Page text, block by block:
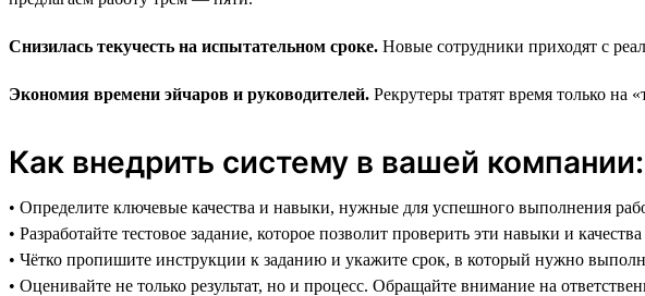
Снизилась текучесть на испытательном сроке. Новые сотрудники приходят с
Экономия времени эйчаров и руководителей. Рекрутеры тратят время только на
Как внедрить систему в вашей
• Определите ключевые качества и навыки, нужные для успешного выполнения
• Разработайте тестовое задание, которое позволит проверить эти навыки и
• Чётко пропишите инструкции к заданию и укажите срок, в который нужно
• Оценивайте не только результат, но и процесс. Обращайте внимание на